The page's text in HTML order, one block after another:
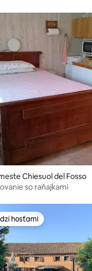
Chiesuol del Fosso
so raňajkami
hosťami
hosťami